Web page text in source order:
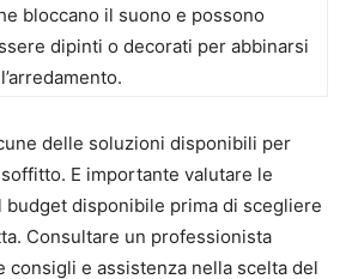
bloccano il suono e possono
dipinti o decorati per abbinarsi
delle soluzioni disponibili per
E importante valutare le
disponibile prima di scegliere
Consultare un professionista
e assistenza nella scelta del